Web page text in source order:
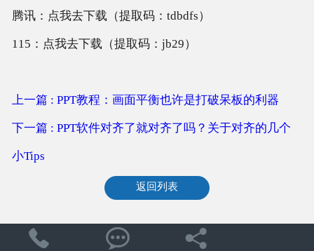
腾讯：点我去下载（提取码：tdbdfs）
115：点我去下载（提取码：jb29）
上一篇 : PPT教程：画面平衡也许是打破呆板的利器
下一篇 : PPT软件对齐了就对齐了吗？关于对齐的几个
小Tips
返回列表
  